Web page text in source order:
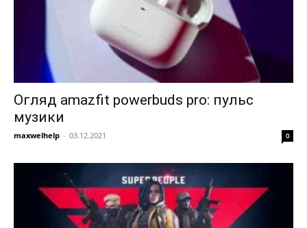
Огляд amazfit powerbuds pro: пульс
музики
maxwelhelp - 03.12.2021 0